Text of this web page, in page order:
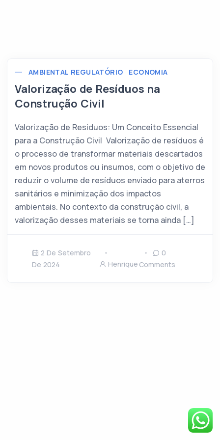
AMBIENTAL REGULATÓRIO ECONOMIA
Valorização de Resíduos na
Construção Civil
Valorização de Resíduos: Um Conceito Essencial
para a Construção Civil Valorização de resíduos é
o processo de transformar materiais descartados
em novos produtos ou insumos, com o objetivo de
reduzir o volume de resíduos enviado para aterros
sanitários e minimização dos impactos
ambientais. No contexto da construção civil, a
valorização desses materiais se torna ainda […]
2 De Setembro
De 2024
Henrique
0
Comments